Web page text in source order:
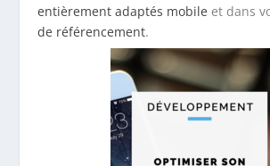
entièrement adaptés mobile et dans
de référencement.